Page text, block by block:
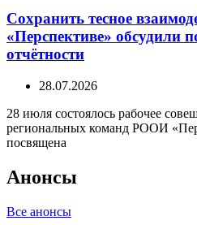
Сохранить тесное
«Перспективе» обсудили
отчётности
28.07.2026
28 июля состоялось рабочее
региональных команд РООИ
посвящена
Анонсы
Все анонсы